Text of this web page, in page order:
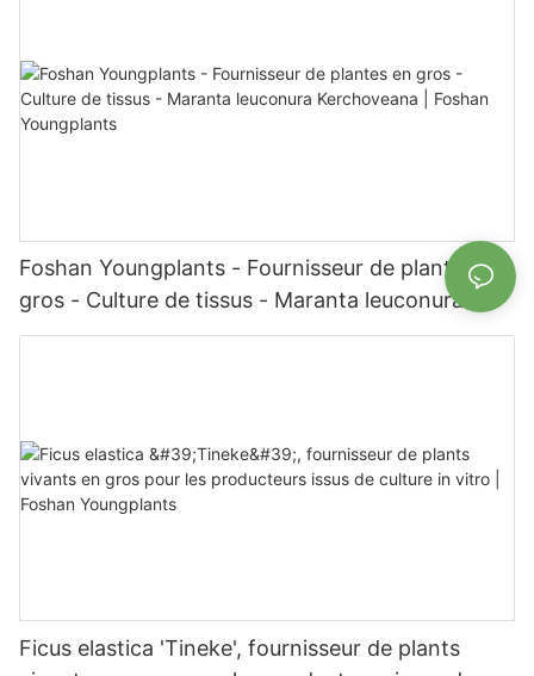
Foshan Youngplants - Fournisseur de plantes en
gros - Culture de tissus - Maranta leuconura
Kerchoveana | Foshan Youngplants
Ficus elastica 'Tineke', fournisseur de plants